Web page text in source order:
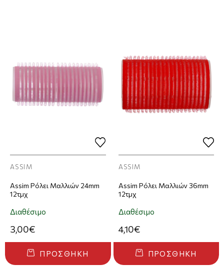
ASSIM
Assim Ρόλει Μαλλιών 24mm
12τμχ
Διαθέσιμο
3,00€
ΠΡΟΣΘΉΚΗ
ASSIM
Assim Ρόλει Μαλλιών 36mm
12τμχ
Διαθέσιμο
4,10€
ΠΡΟΣΘΉΚΗ